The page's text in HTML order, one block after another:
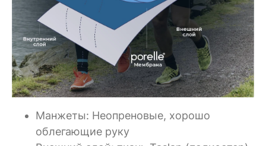
Манжеты: Неопреновые, хорошо
облегающие руку